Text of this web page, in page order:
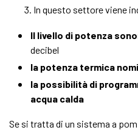
In questo settore viene
Il livello di potenza
decibel
la potenza termica
la possibilità di
acqua calda
Se si tratta di un sistema a